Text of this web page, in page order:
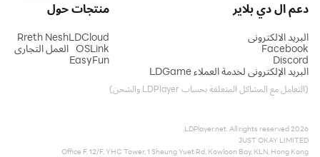
دعم ال دي بلاير
البريد الالكتروني
Facebook
Discord
البريد الإلكتروني لخدمة العملاء LDGame
(التعامل مع المشاكل المتعلقة بحساب LDPlayer والشحن)
منتجات
LDCloud
OSLink
EasyFun
حول
Rreth Nesh
العمل التجاري
2026 LDPlayer.net. All rights reserved.
JUST OKAY LIMITED
Office F, 12/F, YHC Tower, 1 Sheung Yuet Rd, Kowloon Bay, KLN, Hong Kong